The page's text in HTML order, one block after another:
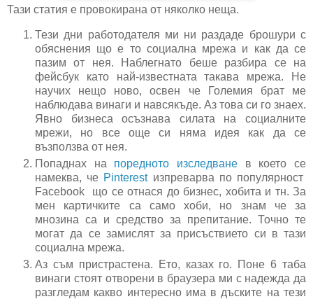
Тази статия е провокирана от няколко неща.
Тези дни работодателя ми ни раздаде брошури с
обяснения що е то социална мрежа и как да се
пазим от нея. Наблегнато беше разбира се на
фейсбук като най-известната такава мрежа. Не
научих нещо ново, освен че Големия брат ме
наблюдава винаги и навсякъде. Аз това си го знаех.
Явно бизнеса осъзнава силата на социалните
мрежи, но все още си няма идея как да се
възползва от нея.
Попаднах на поредното изследване в което се
намеква, че Pinterestизпреварва по популярност
Facebook що се отнася до бизнес, хобита и тн. За
мен картичките са само хоби, но знам че за
мнозина са и средство за препитание. Точно те
могат да се замислят за присъствието си в тази
социална мрежа.
Аз съм пристрастена. Ето, казах го. Поне 6 таба
винаги стоят отворени в браузера ми с надежда да
разгледам какво интересно има в дъските на тези